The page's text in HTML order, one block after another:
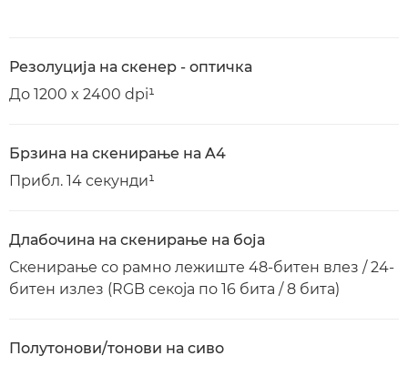
Резолуција на скенер - оптичка
До 1200 x 2400 dpi¹
Брзина на скенирање на A4
Прибл. 14 секунди¹
Длабочина на скенирање на боја
Скенирање со рамно лежиште 48-битен влез / 24-
битен излез (RGB секоја по 16 бита / 8 бита)
Полутонови/тонови на сиво